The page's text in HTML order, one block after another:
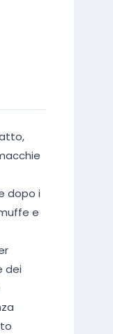
dopo i
e
dei